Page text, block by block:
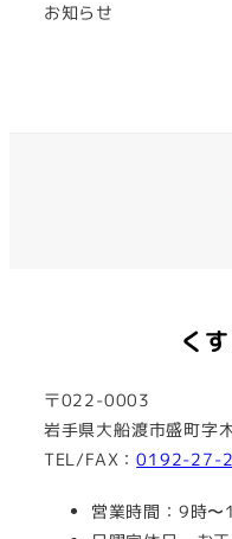
お知らせ
〒022-0003
岩手県大船渡市盛町字
TEL/FAX：0192-27-
営業時間：9時〜